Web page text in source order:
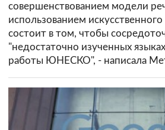
совершенствованием модели
использованием
состоит в том, чтобы
"недостаточно изученных
работы ЮНЕСКО", - написала